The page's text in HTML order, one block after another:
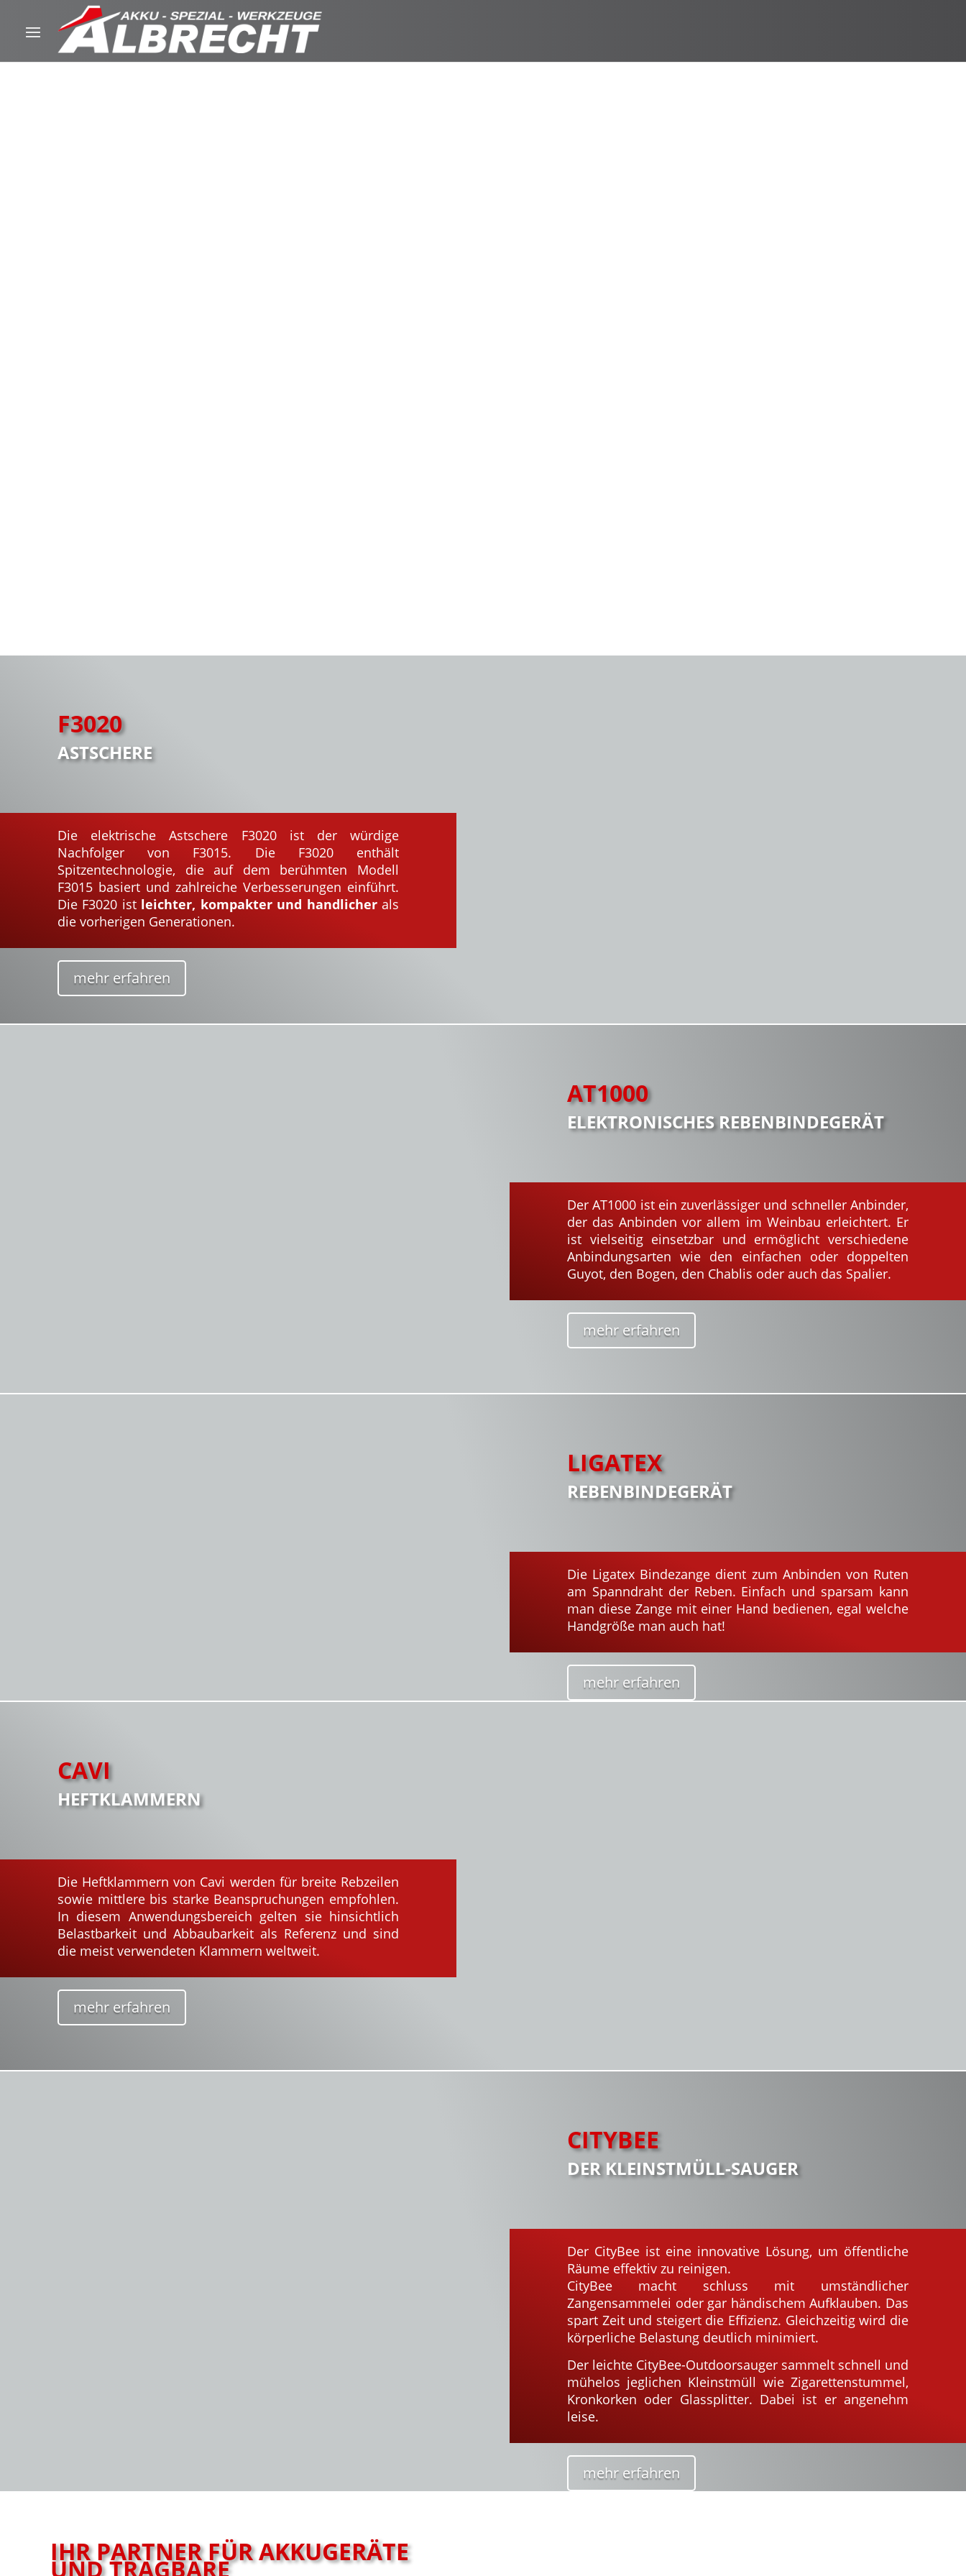
F3020
ASTSCHERE
Die elektrische Astschere F3020 ist der würdige
Nachfolger von F3015. Die F3020 enthält
Spitzentechnologie, die auf dem berühmten Modell
F3015 basiert und zahlreiche Verbesserungen einführt.
Die F3020 ist leichter, kompakter und handlicherals
die vorherigen Generationen.
mehr erfahren
AT1000
ELEKTRONISCHES REBENBINDEGERÄT
Der AT1000 ist ein zuverlässiger und schneller Anbinder,
der das Anbinden vor allem im Weinbau erleichtert. Er
ist vielseitig einsetzbar und ermöglicht verschiedene
Anbindungsarten wie den einfachen oder doppelten
Guyot, den Bogen, den Chablis oder auch das Spalier.
mehr erfahren
LIGATEX
REBENBINDEGERÄT
Die Ligatex Bindezange dient zum Anbinden von Ruten
am Spanndraht der Reben. Einfach und sparsam kann
man diese Zange mit einer Hand bedienen, egal welche
Handgröße man auch hat!
mehr erfahren
CAVI
HEFTKLAMMERN
Die Heftklammern von Cavi werden für breite Rebzeilen
sowie mittlere bis starke Beanspruchungen empfohlen.
In diesem Anwendungsbereich gelten sie hinsichtlich
Belastbarkeit und Abbaubarkeit als Referenz und sind
die meist verwendeten Klammern weltweit.
mehr erfahren
CITYBEE
DER KLEINSTMÜLL-SAUGER
Der CityBee ist eine innovative Lösung, um öffentliche
Räume effektiv zu reinigen.
CityBee macht schluss mit umständlicher
Zangensammelei oder gar händischem Aufklauben. Das
spart Zeit und steigert die Effizienz. Gleichzeitig wird die
körperliche Belastung deutlich minimiert.
Der leichte CityBee-Outdoorsauger sammelt schnell und
mühelos jeglichen Kleinstmüll wie Zigarettenstummel,
Kronkorken oder Glassplitter. Dabei ist er angenehm
leise.
mehr erfahren
IHR PARTNER FÜR AKKUGERÄTE
UND TRAGBARE